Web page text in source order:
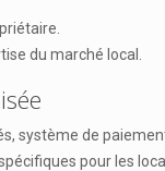
du marché local.
système de
pour les